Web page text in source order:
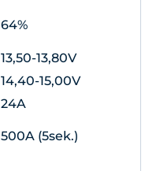
64%
13,50-13,80V
14,40-15,00V
24A
500A (5sek.)